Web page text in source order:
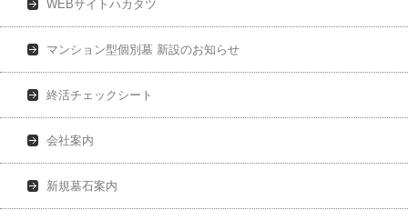
WEBサイトハカタツ
マンション型個別墓 新設のお知らせ
終活チェックシート
会社案内
新規墓石案内